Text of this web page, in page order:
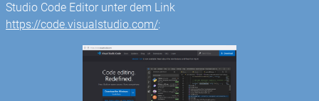
Studio Code Editor unter dem Link
https://code.visualstudio.com/: